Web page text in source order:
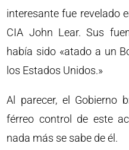
interesante fue revelado
CIA John Lear. Sus
había sido «atado a un
los Estados Unidos.»
Al parecer, el Gobierno
férreo control de este
nada más se sabe de él.